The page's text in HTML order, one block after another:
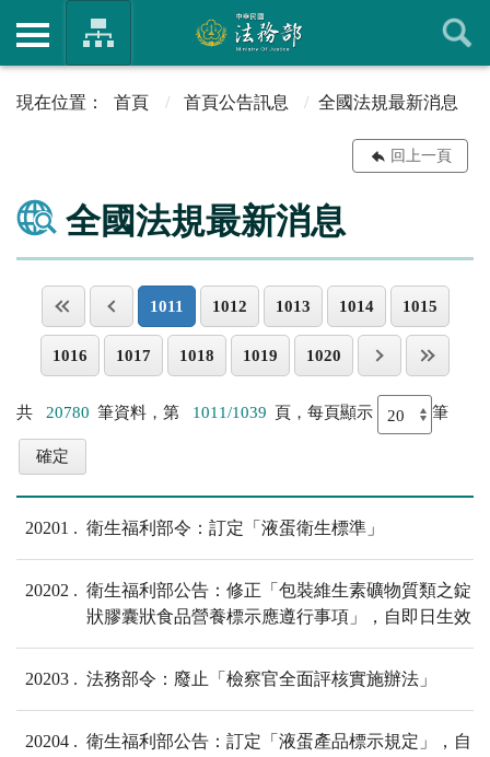
首頁 首頁公告訊息 全國法規最新消息
回上一頁
全國法規最新消息
1011 1012 1013 1014 1015
1016 1017 1018 1019 1020
共 20780 筆資料，第 1011/1039 頁，每頁顯示 筆
20201 衛生福利部令：訂定「液蛋衛生標準」
20202
衛生福利部公告：修正「包裝維生素礦物質類之錠
狀膠囊狀食品營養標示應遵行事項」，自即日生效
20203 法務部令：廢止「檢察官全面評核實施辦法」
20204
衛生福利部公告：訂定「液蛋產品標示規定」，自